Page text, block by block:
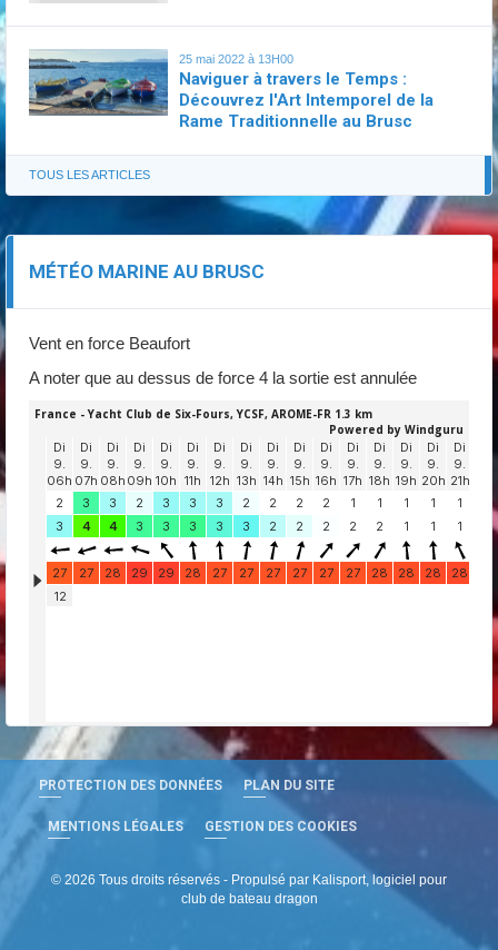
25 mai 2022 à 13H00
Naviguer à travers le Temps :
Découvrez l'Art Intemporel de la
Rame Traditionnelle au Brusc
TOUS LES ARTICLES
MÉTÉO MARINE AU BRUSC
Vent en force Beaufort
A noter que au dessus de force 4 la sortie est annulée
PROTECTION DES DONNÉES PLAN DU SITE
MENTIONS LÉGALES GESTION DES COOKIES
© 2026 Tous droits réservés - Propulsé par Kalisport, logiciel pour
club de bateau dragon